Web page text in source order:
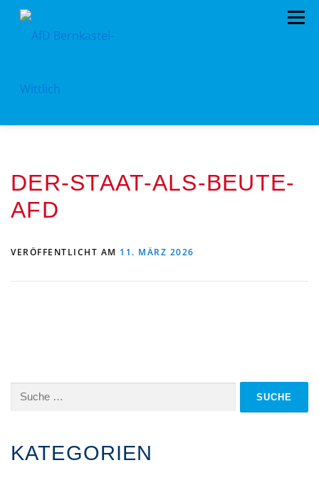
Zum
Menü
KONTAKT MITGLIED WERDEN SPENDEN
IMPRESSUM
DER-STAAT-ALS-BEUTE-
AFD
VERÖFFENTLICHT AM 11. MÄRZ 2026
Suche
KATEGORIEN